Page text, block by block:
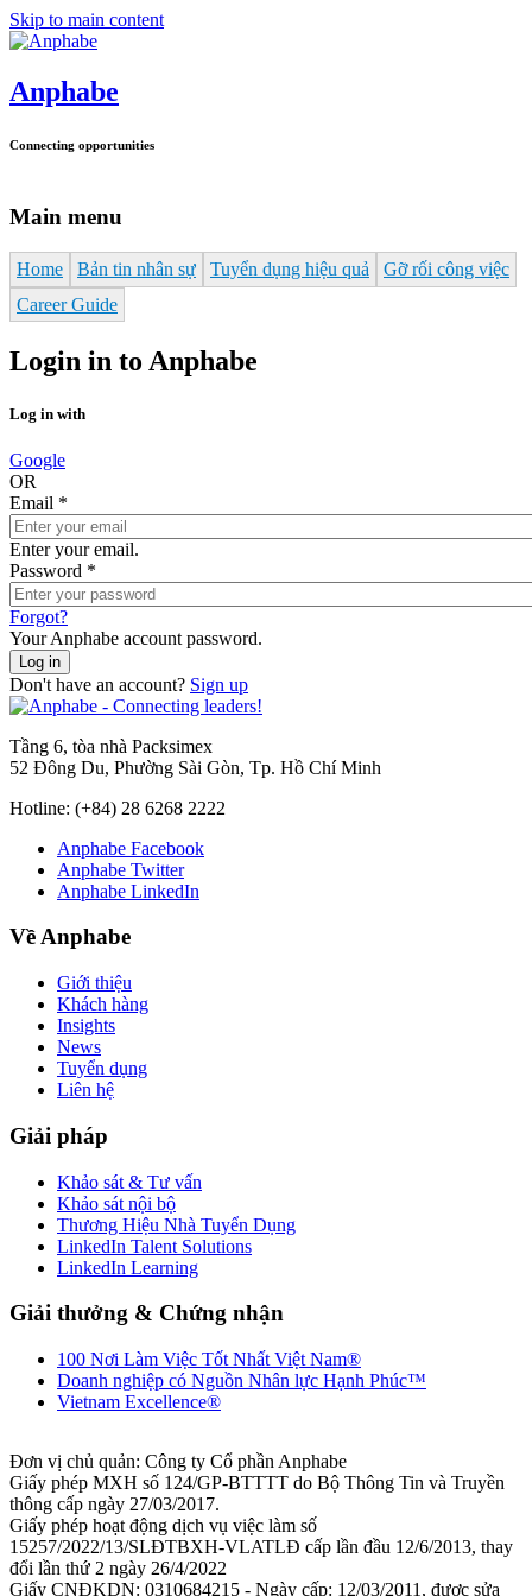
Skip to main content
Anphabe
Connecting opportunities
Main menu
Home Bản tin nhân sự Tuyển dụng hiệu quả
Gỡ rối công việc
Career Guide
Login in to Anphabe
Log in with
Google
OR
Email *
Enter your email.
Password *
Forgot?
Your Anphabe account password.
Don't have an account? Sign up
Tầng 6, tòa nhà Packsimex
52 Đông Du, Phường Sài Gòn, Tp. Hồ Chí Minh
Hotline: (+84) 28 6268 2222
Anphabe Facebook
Anphabe Twitter
Anphabe LinkedIn
Về Anphabe
Giới thiệu
Khách hàng
Insights
News
Tuyển dụng
Liên hệ
Giải pháp
Khảo sát & Tư vấn
Khảo sát nội bộ
Thương Hiệu Nhà Tuyển Dụng
LinkedIn Talent Solutions
LinkedIn Learning
Giải thưởng & Chứng nhận
100 Nơi Làm Việc Tốt Nhất Việt Nam®
Doanh nghiệp có Nguồn Nhân lực Hạnh Phúc™
Vietnam Excellence®
Đơn vị chủ quản: Công ty Cổ phần Anphabe
Giấy phép MXH số 124/GP-BTTTT do Bộ Thông Tin và Truyền
thông cấp ngày 27/03/2017.
Giấy phép hoạt động dịch vụ việc làm số
15257/2022/13/SLĐTBXH-VLATLĐ cấp lần đầu 12/6/2013, thay
đổi lần thứ 2 ngày 26/4/2022
Giấy CNĐKDN: 0310684215 - Ngày cấp: 12/03/2011, được sửa